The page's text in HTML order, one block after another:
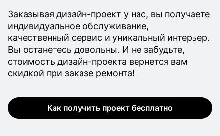
Заказывая дизайн-проект у нас, вы получаете
индивидуальное обслуживание,
качественный сервис и уникальный интерьер.
Вы останетесь довольны. И не забудьте,
стоимость дизайн-проекта вернется вам
скидкой при заказе ремонта!
Как получить проект бесплатно